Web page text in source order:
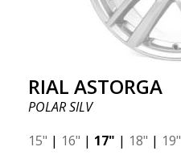
RIAL ASTORGA
POLAR SILV
15" | 16" | 17" | 18" | 19"